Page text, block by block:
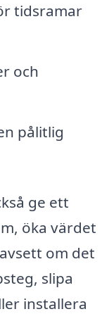
tidsramar
och
pålitlig
ge ett
öka värdet
om det
slipa
installera